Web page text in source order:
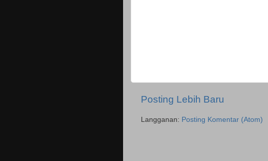
Posting Lebih Baru
Langganan: Posting Komentar (Atom)